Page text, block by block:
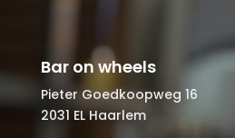
Bar on wheels
Pieter Goedkoopweg 16
2031 EL Haarlem